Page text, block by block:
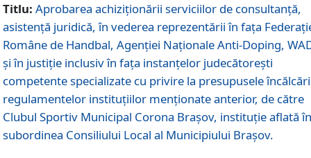
Titlu: Aprobarea achiziționării serviciilor de consultanță,
asistență juridică, în vederea reprezentării în fața
Române de Handbal, Agenției Naționale Anti-Doping,
și în justiție inclusiv în fața instanțelor judecătorești
competente specializate cu privire la presupusele
regulamentelor instituțiilor menționate anterior, de către
Clubul Sportiv Municipal Corona Braşov, instituție aflată în
subordinea Consiliului Local al Municipiului Brașov.